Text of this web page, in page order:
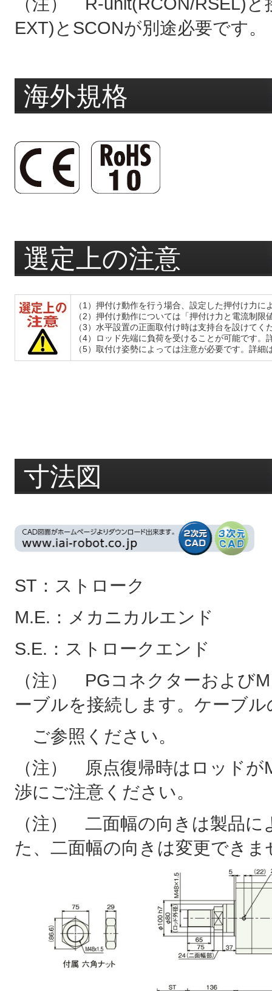
（注） R-unit(RCON/RSEL)
EXT)とSCONが別途必要です。
海外規格
選定上の注意
（1）押付け動作を行う場合、設定した押付け力
（2）押付け動作については「押付け力と電流制
（3）水平設置の正面取付け時は支持台を設けてく
（4）ロッド先端に負荷を受けることが可能です。
（5）取付け姿勢によっては注意が必要です。詳細
寸法図
ST：ストローク
M.E.：メカニカルエンド
S.E.：ストロークエンド
（注） PGコネクターおよび
ーブルを接続します。ケーブル
ご参照ください。
（注） 原点復帰時はロッド
渉にご注意ください。
（注） 二面幅の向きは製品
た、二面幅の向きは変更できま